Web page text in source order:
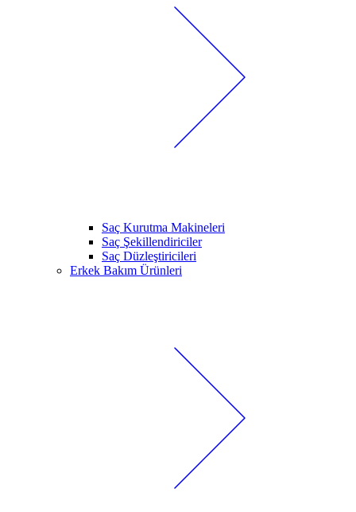
Saç Kurutma Makineleri
Saç Şekillendiriciler
Saç Düzleştiricileri
Erkek Bakım Ürünleri